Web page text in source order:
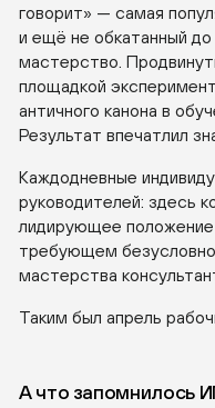
говорит» — самая
и ещё не обкатанный
мастерство.
площадкой
античного канона в
Результат впечатлил
Каждодневные
руководителей: здесь
лидирующее
требующем
мастерства
Таким был апрель
А что запомнилось